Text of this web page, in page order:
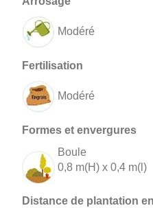
Modéré
Modéré
Boule
0,8 m(H) x 0,4 m(l)